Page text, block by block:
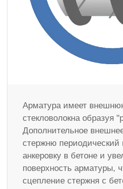
Арматура имеет
стекловолокна образуя
Дополнительное
стержню периодический
анкеровку в бетоне и
поверхность арматуры,
сцепление стержня с